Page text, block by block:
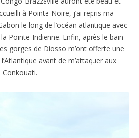
à Pointe-Noire, j’ai repris ma
le long de l’océan atlantique avec
Pointe-Indienne. Enfin, après le bain
gorges de Diosso m’ont offerte une
avant de m’attaquer aux
Conkouati.